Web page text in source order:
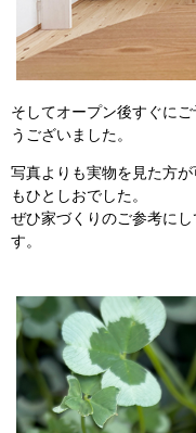
そしてオープン後すぐに
うございました。
写真よりも実物を見た方
もひとしおでした。
ぜひ家づくりのご参考に
す。